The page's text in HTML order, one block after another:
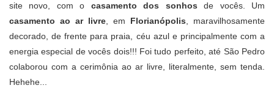
site novo, com o casamento dos sonhosde vocês. Um
casamento ao ar livre , em Florianópolis , maravilhosamente
decorado, de frente para praia, céu azul e principalmente com a
energia especial de vocês dois!!! Foi tudo perfeito, até São Pedro
colaborou com a cerimônia ao ar livre, literalmente, sem tenda.
Hehehe...